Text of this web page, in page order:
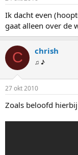
Ik dacht even
gaat alleen over de
C chrish
♫ ♪
27 okt 2010
Zoals beloofd